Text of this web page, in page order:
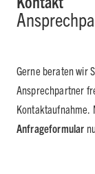
Gerne beraten wir
Ansprechpartner
Kontaktaufnahme.
Anfrageformular